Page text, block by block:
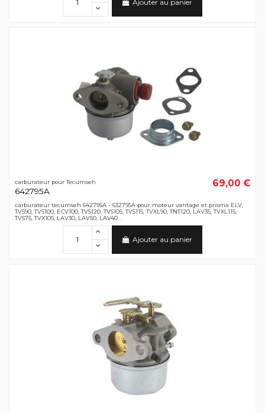
Ajouter au panier
carburateur pour Tecumseh
642795A
69,00 €
carburateur tecumseh 642795A - 632795A pour moteur vantage et prisma ELV,
TVS90, TVS100, ECV100, TVS120, TVS105, TVS115, TVXL90, TNT120, LAV35, TVXL115,
TVS75, TVX105, LAV30, LAV50, LAV40 .
Ajouter au panier